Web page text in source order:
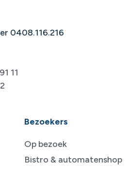
0408.116.216
11
Bezoekers
Op bezoek
Bistro & automatenshop